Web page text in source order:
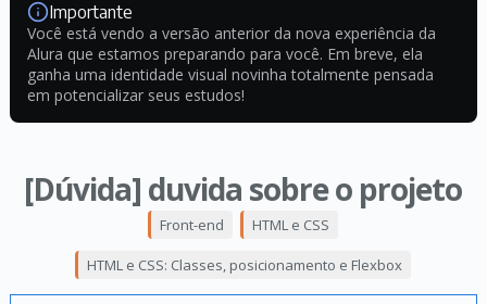
Importante
Você está vendo a versão anterior da nova experiência da
Alura que estamos preparando para você. Em breve, ela
ganha uma identidade visual novinha totalmente pensada
em potencializar seus estudos!
[Dúvida] duvida sobre o projeto
Front-end HTML e CSS
HTML e CSS: Classes, posicionamento e Flexbox